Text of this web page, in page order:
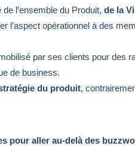
de l’ensemble du Produit, de la
l’aspect opérationnel à des
par ses clients pour des
de business.
du produit,
pour aller au-delà des